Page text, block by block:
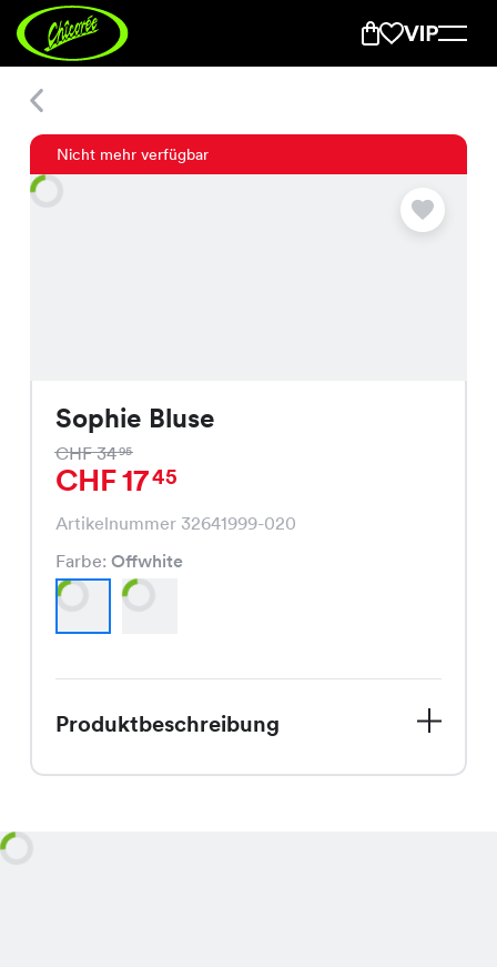
Nicht mehr verfügbar
Sophie Bluse
CHF 3495
CHF 1745
Artikelnummer 32641999-020
Farbe:Offwhite
Produktbeschreibung